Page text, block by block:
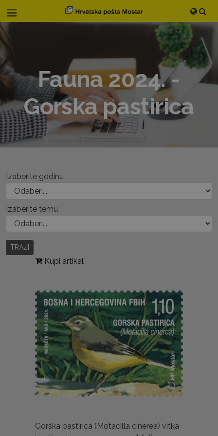
Fauna 2024. -
Gorska pastirica
Izaberite godinu
Izaberite temu
TRAŽI
Kupi artikal
Gorska pastirica (Motacilla cinerea) vitka